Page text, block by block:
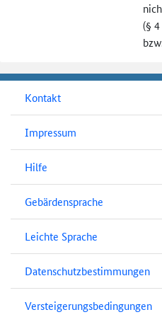
(§
Kontakt
Impressum
Hilfe
Gebärdensprache
Leichte Sprache
Datenschutzbestimmungen
Versteigerungsbedingungen